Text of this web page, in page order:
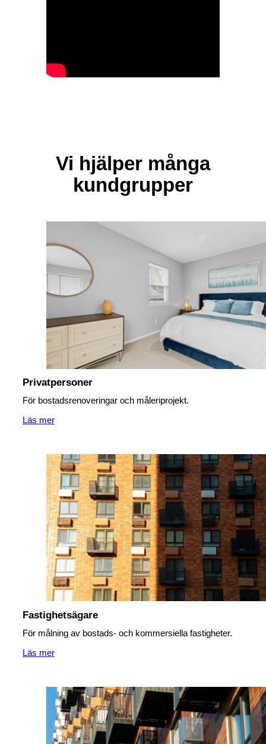
Vi hjälper många
kundgrupper
Privatpersoner
För bostadsrenoveringar och måleriprojekt.
Läs mer
Fastighetsägare
För målning av bostads- och kommersiella fastigheter.
Läs mer